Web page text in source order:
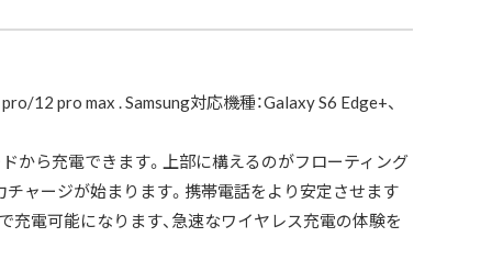
pro max . Samsung対応機種：Galaxy S6 Edge+、
から充電できます。上部に構えるのがフローティング
ャージが始まります。携帯電話をより安定させます
充電可能になります、急速なワイヤレス充電の体験を